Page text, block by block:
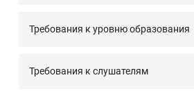
Требования к уровню образования
Требования к слушателям